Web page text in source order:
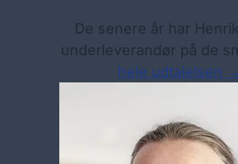
De senere år har
underleverandør på de
hele udtalelsen →